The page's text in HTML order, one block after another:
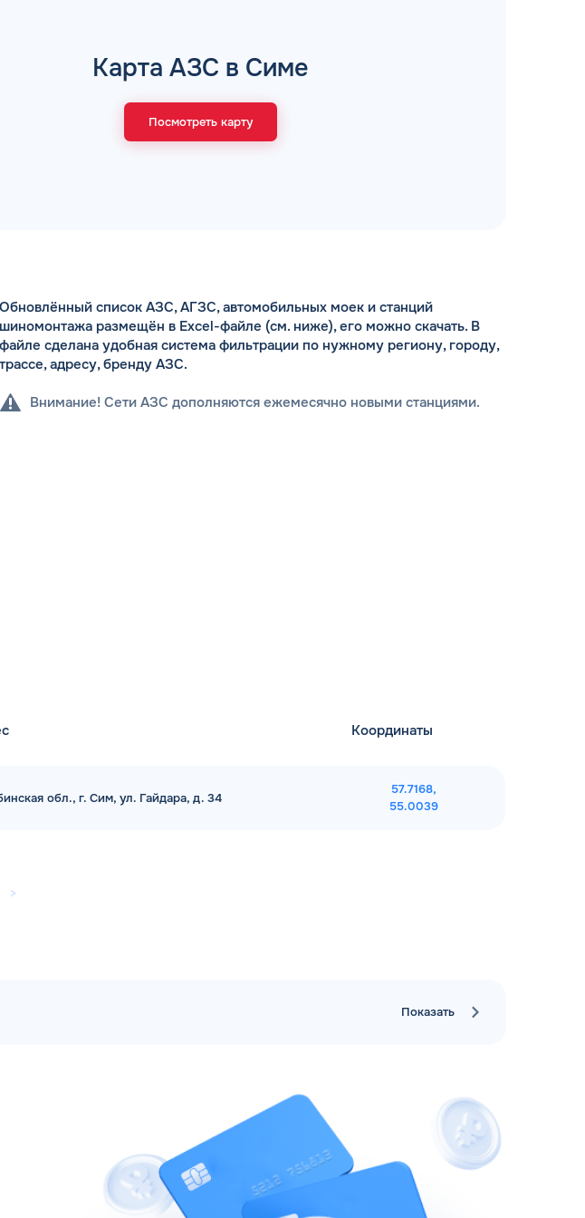
Карта АЗС в Симе
Посмотреть карту
Обновлённый список АЗС, АГЗС, автомобильных моек и станций
шиномонтажа размещён в Excel-файле (см. ниже), его можно скачать. В
файле сделана удобная система фильтрации по нужному региону, городу,
трассе, адресу, бренду АЗС.
Внимание! Сети АЗС дополняются ежемесячно новыми станциями.
Координаты
обл., г. Сим, ул. Гайдара, д. 34
57.7168,
55.0039
>
Показать
Комментарий
Для юр. лиц и ИПЗАВТРА